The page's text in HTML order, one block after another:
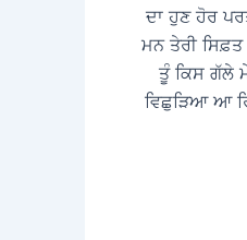
ਦਾ ਹੁਣ ਹੋਰ
ਮਨ ਤੇਰੀ
ਤੂੰ ਕਿਸ ਗੱਲੇ
ਵਿਛੁੜਿਆ ਆ